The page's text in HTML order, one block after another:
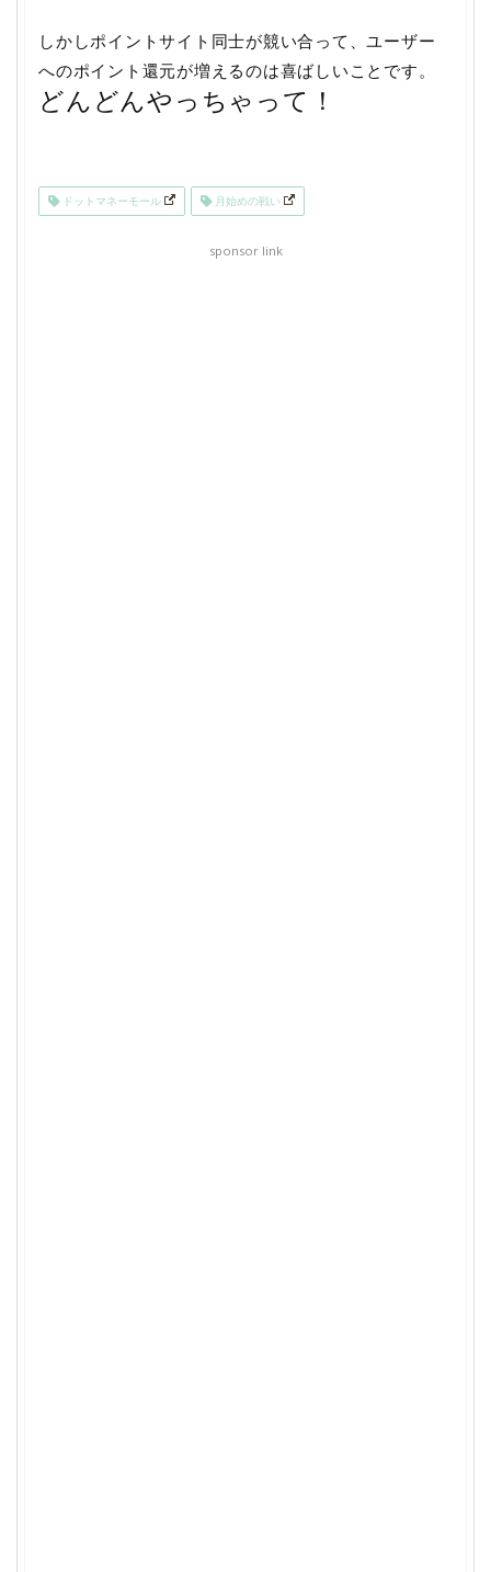
しかしポイントサイト同士が競い合って、ユーザー
へのポイント還元が増えるのは喜ばしいことです。
どんどんやっちゃって！
ドットマネーモール 月始めの戦い
sponsor link